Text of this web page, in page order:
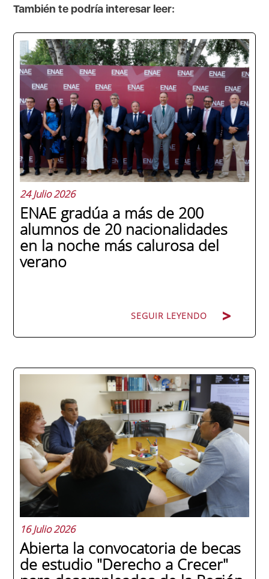
También te podría interesar leer:
24 Julio 2026
ENAE gradúa a más de 200
alumnos de 20 nacionalidades
en la noche más calurosa del
verano
SEGUIR LEYENDO
La promoción 2025/2026 de ENAE Business
School se convirtió en una de las más
internacionales de la historia de la escuela
en una ceremonia celebrada en Murcia
con 44 grados y más de 600 asistentes.
Ricardo Navarro, vicepresidente senior de
Generac Power Systems en Estados Unidos
y antiguo alumno...
16 Julio 2026
Abierta la convocatoria de becas
de estudio "Derecho a Crecer"